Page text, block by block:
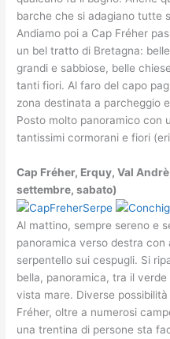
barche che si adagiano tutte
Andiamo poi a Cap Fréher
un bel tratto di Bretagna:
grandi e sabbiose, belle
tanti fiori. Al faro del capo
zona destinata a parcheggio
Posto molto panoramico con
tantissimi cormorani e fiori
Cap Fréher, Erquy, Val
settembre, sabato)
Al mattino, sempre sereno e
panoramica verso destra
serpentello sui cespugli. Si
bella, panoramica, tra il
vista mare. Diverse
Fréher, oltre a numerosi
una trentina di persone sta